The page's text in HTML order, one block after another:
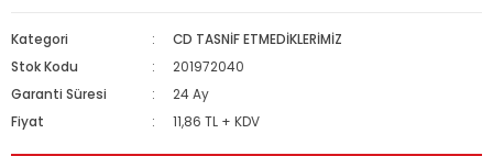
Kategori
CD TASNİF ETMEDİKLERİMİZ
Stok Kodu
201972040
Garanti Süresi
24 Ay
Fiyat
11,86 TL + KDV